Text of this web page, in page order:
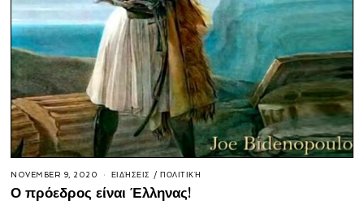
NOVEMBER 9, 2020 ΕΙΔΉΣΕΙΣ / ΠΟΛΙΤΙΚΉ
Ο πρόεδρος είναι Έλληνας!